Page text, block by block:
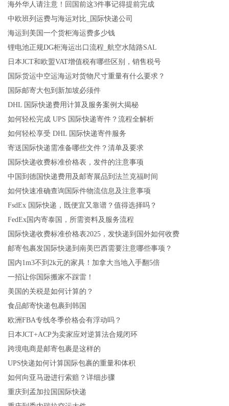
海外华人请注意！回国前这3件事记得提前完成
中欧班列运费与海运对比_国际快递公司
海运到美国一个货柜海运费多少钱
锂电池正规DG柜海运出口流程_航空水陆路SAL
日本JCT和欧盟VAT增值税有哪些区别，销售税号
国际货运中空运海运对货物尺寸重量有什么要求？
国际邮寄大包到新加坡必须件
DHL 国际快递费用计算及服务案例大揭秘
如何轻松完成 UPS 国际快递寄件？流程全解析
如何轻松享受 DHL 国际快递寄件服务
寄送国际快递需准备哪些文件？清单及要求
国际快递收费标准价格表，发件的注意事项
中国到德国快递费用及邮寄展品到法兰克福时间
如何快速准确查询国际件物流信息及注意事项
FsdEx 国际快递，既便宜又靠谱？值得选择吗？
FedEx国内寄泰国，所需资料及服务流程
国际快递收费标准价格表2025，发快递到国外如何收费
邮寄包裹发国际快递到南美巴西需要注意哪些事项？
国内1m3不到2k元的家具！加拿大当地入手翻5倍
一招让你国际搬家不踩雷！
美国的关税是如何计算的？
食品邮寄快递包裹到韩国
欧洲FBA专线冬季价格会有浮动吗？
日本JCT+ACP为卖家应对逆算法合规闭环
跨境电商是邮寄包裹是这样的
UPS快递如何计算国际包裹的重量和体积
如何向亚马逊进行索赔？详细步骤
重庆到孟加拉国国际快递